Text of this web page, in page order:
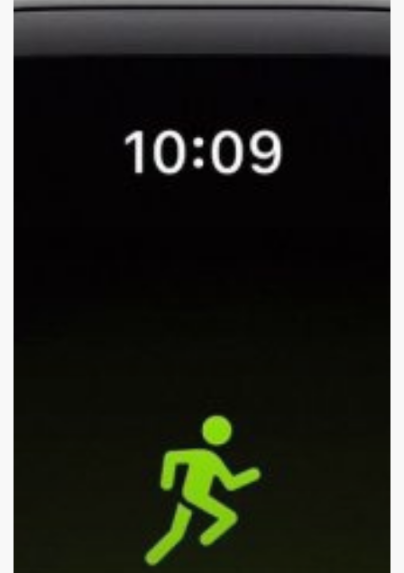
Buddy”
Ama